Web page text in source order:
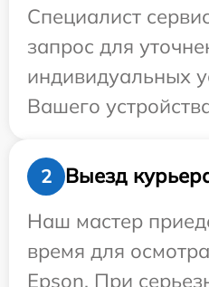
Специалист
запрос для
индивидуальных
Вашего
2
Выезд
Наш мастер
время для
Epson. При